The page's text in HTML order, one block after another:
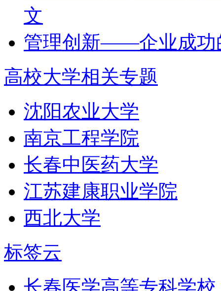
文
管理创新——企业成功
高校大学相关专题
沈阳农业大学
南京工程学院
长春中医药大学
江苏建康职业学院
西北大学
标签云